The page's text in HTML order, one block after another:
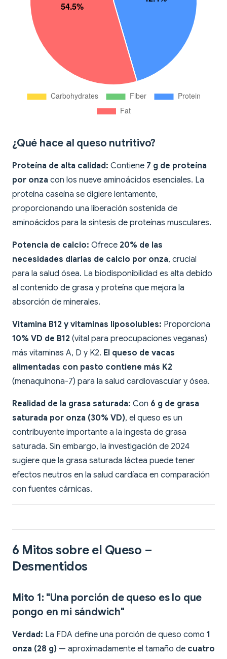
¿Qué hace al queso nutritivo?
Proteína de alta calidad: Contiene 7 g de proteína
por onza con los nueve aminoácidos esenciales. La
proteína caseína se digiere lentamente,
proporcionando una liberación sostenida de
aminoácidos para la síntesis de proteínas musculares.
Potencia de calcio: Ofrece 20% de las
necesidades diarias de calcio por onza, crucial
para la salud ósea. La biodisponibilidad es alta debido
al contenido de grasa y proteína que mejora la
absorción de minerales.
Vitamina B12 y vitaminas liposolubles: Proporciona
10% VD de B12 (vital para preocupaciones veganas)
más vitaminas A, D y K2. El queso de vacas
alimentadas con pasto contiene más K2
(menaquinona-7) para la salud cardiovascular y ósea.
Realidad de la grasa saturada: Con 6 g de grasa
saturada por onza (30% VD), el queso es un
contribuyente importante a la ingesta de grasa
saturada. Sin embargo, la investigación de 2024
sugiere que la grasa saturada láctea puede tener
efectos neutros en la salud cardíaca en comparación
con fuentes cárnicas.
6 Mitos sobre el Queso –
Desmentidos
Mito 1: "Una porción de queso es lo que
pongo en mi sándwich"
Verdad: La FDA define una porción de queso como 1
onza (28 g) — aproximadamente el tamaño de cuatro